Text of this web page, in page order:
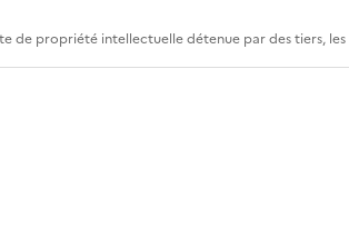
de propriété intellectuelle détenue par des tiers,